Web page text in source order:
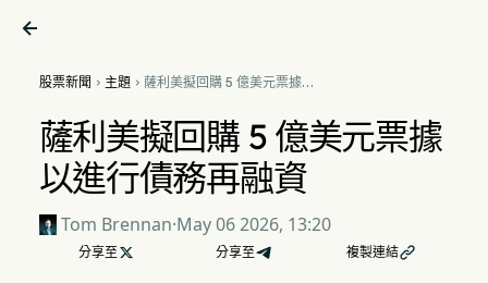

股票新聞  主題 薩利美擬回購 5 億美元票據以
薩利美擬回購 5 億美元票據
以進行債務再融資
Tom Brennan·May 06 2026, 13:20
分享至  分享至 複製連結